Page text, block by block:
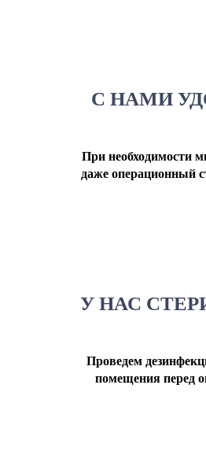
С НАМИ
При необходимости
даже операционный
У НАС
Проведем
помещения перед